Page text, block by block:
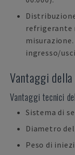
refrigerante
ingresso/
Vantaggi della
Vantaggi tecnici
Sistema di
Diametro
Peso di